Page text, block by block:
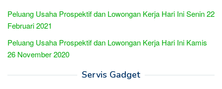
Peluang Usaha Prospektif dan Lowongan Kerja Hari Ini Senin 22
Februari 2021
Peluang Usaha Prospektif dan Lowongan Kerja Hari Ini Kamis
26 November 2020
Servis Gadget